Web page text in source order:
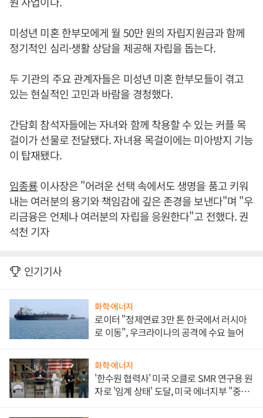
미성년 미혼 한부모에게 월 50만 원의 자립지원금과 함께
정기적인 심리·생활 상담을 제공해 자립을 돕는다.
두 기관의 주요 관계자들은 미성년 미혼 한부모들이 겪고
있는 현실적인 고민과 바람을 경청했다.
간담회 참석자들에는 자녀와 함께 착용할 수 있는 커플 목
걸이가 선물로 전달됐다. 자녀용 목걸이에는 미아방지 기능
이 탑재됐다.
임종룡이사장은 "어려운 선택 속에서도 생명을 품고 키워
내는 여러분의 용기와 책임감에 깊은 존경을 보낸다"며 "우
리금융은 언제나 여러분의 자립을 응원한다"고 전했다. 권
석천 기자
인기기사
화학·에너지
로이터 "정제연료 3만 톤 한국에서 러시아
로 이동", 우크라이나의 공격에 수요 늘어
화학·에너지
'한수원 협력사' 미국 오클로 SMR 연구용 원
자로 '임계 상태' 도달, 미국 에너지부 "중요